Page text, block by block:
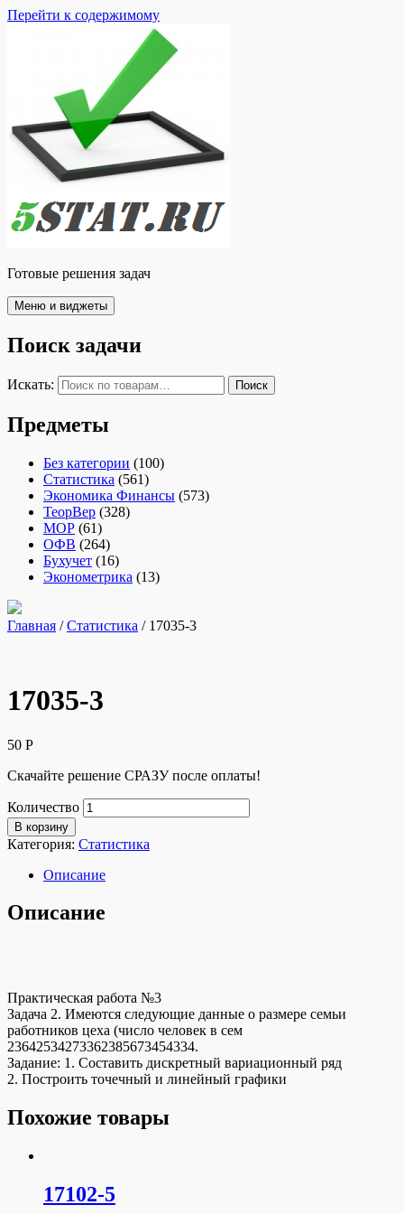
Перейти к содержимому
Готовые решения задач
Меню и виджеты
Поиск задачи
Искать: Поиск
Предметы
Без категории (100)
Статистика (561)
Экономика Финансы (573)
ТеорВер (328)
МОР (61)
ОФВ (264)
Бухучет (16)
Эконометрика (13)
Главная /Статистика / 17035-3
17035-3
50 Р
Скачайте решение СРАЗУ после оплаты!
Количество
В корзину
Категория: Статистика
Описание
Описание
Практическая работа №3
Задача 2. Имеются следующие данные о размере семьи
работников цеха (число человек в сем
23642534273362385673454334.
Задание: 1. Составить дискретный вариационный ряд
2. Построить точечный и линейный графики
Похожие товары
17102-5